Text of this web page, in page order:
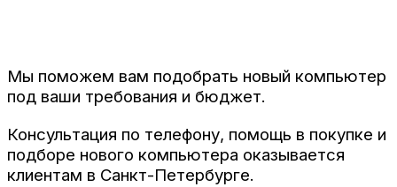
Мы поможем вам подобрать новый компьютер
под ваши требования и бюджет.
Консультация по телефону, помощь в покупке и
подборе нового компьютера оказывается
клиентам в Санкт-Петербурге.